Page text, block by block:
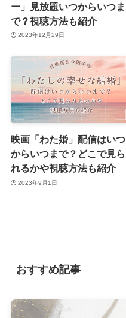
ー」見放題いつからいつま
で？視聴方法も紹介
2023年12月29日
映画「わた婚」配信はいつ
からいつまで？どこで見ら
れるかや視聴方法も紹介
2023年9月1日
おすすめ記事